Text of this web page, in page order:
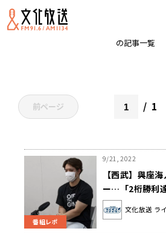
の記事一覧
前ページ 1
番組レポ
9/21, 2022
【西武】與座
ー…「2桁勝利
を振り返り泣い
文化放送 ラ